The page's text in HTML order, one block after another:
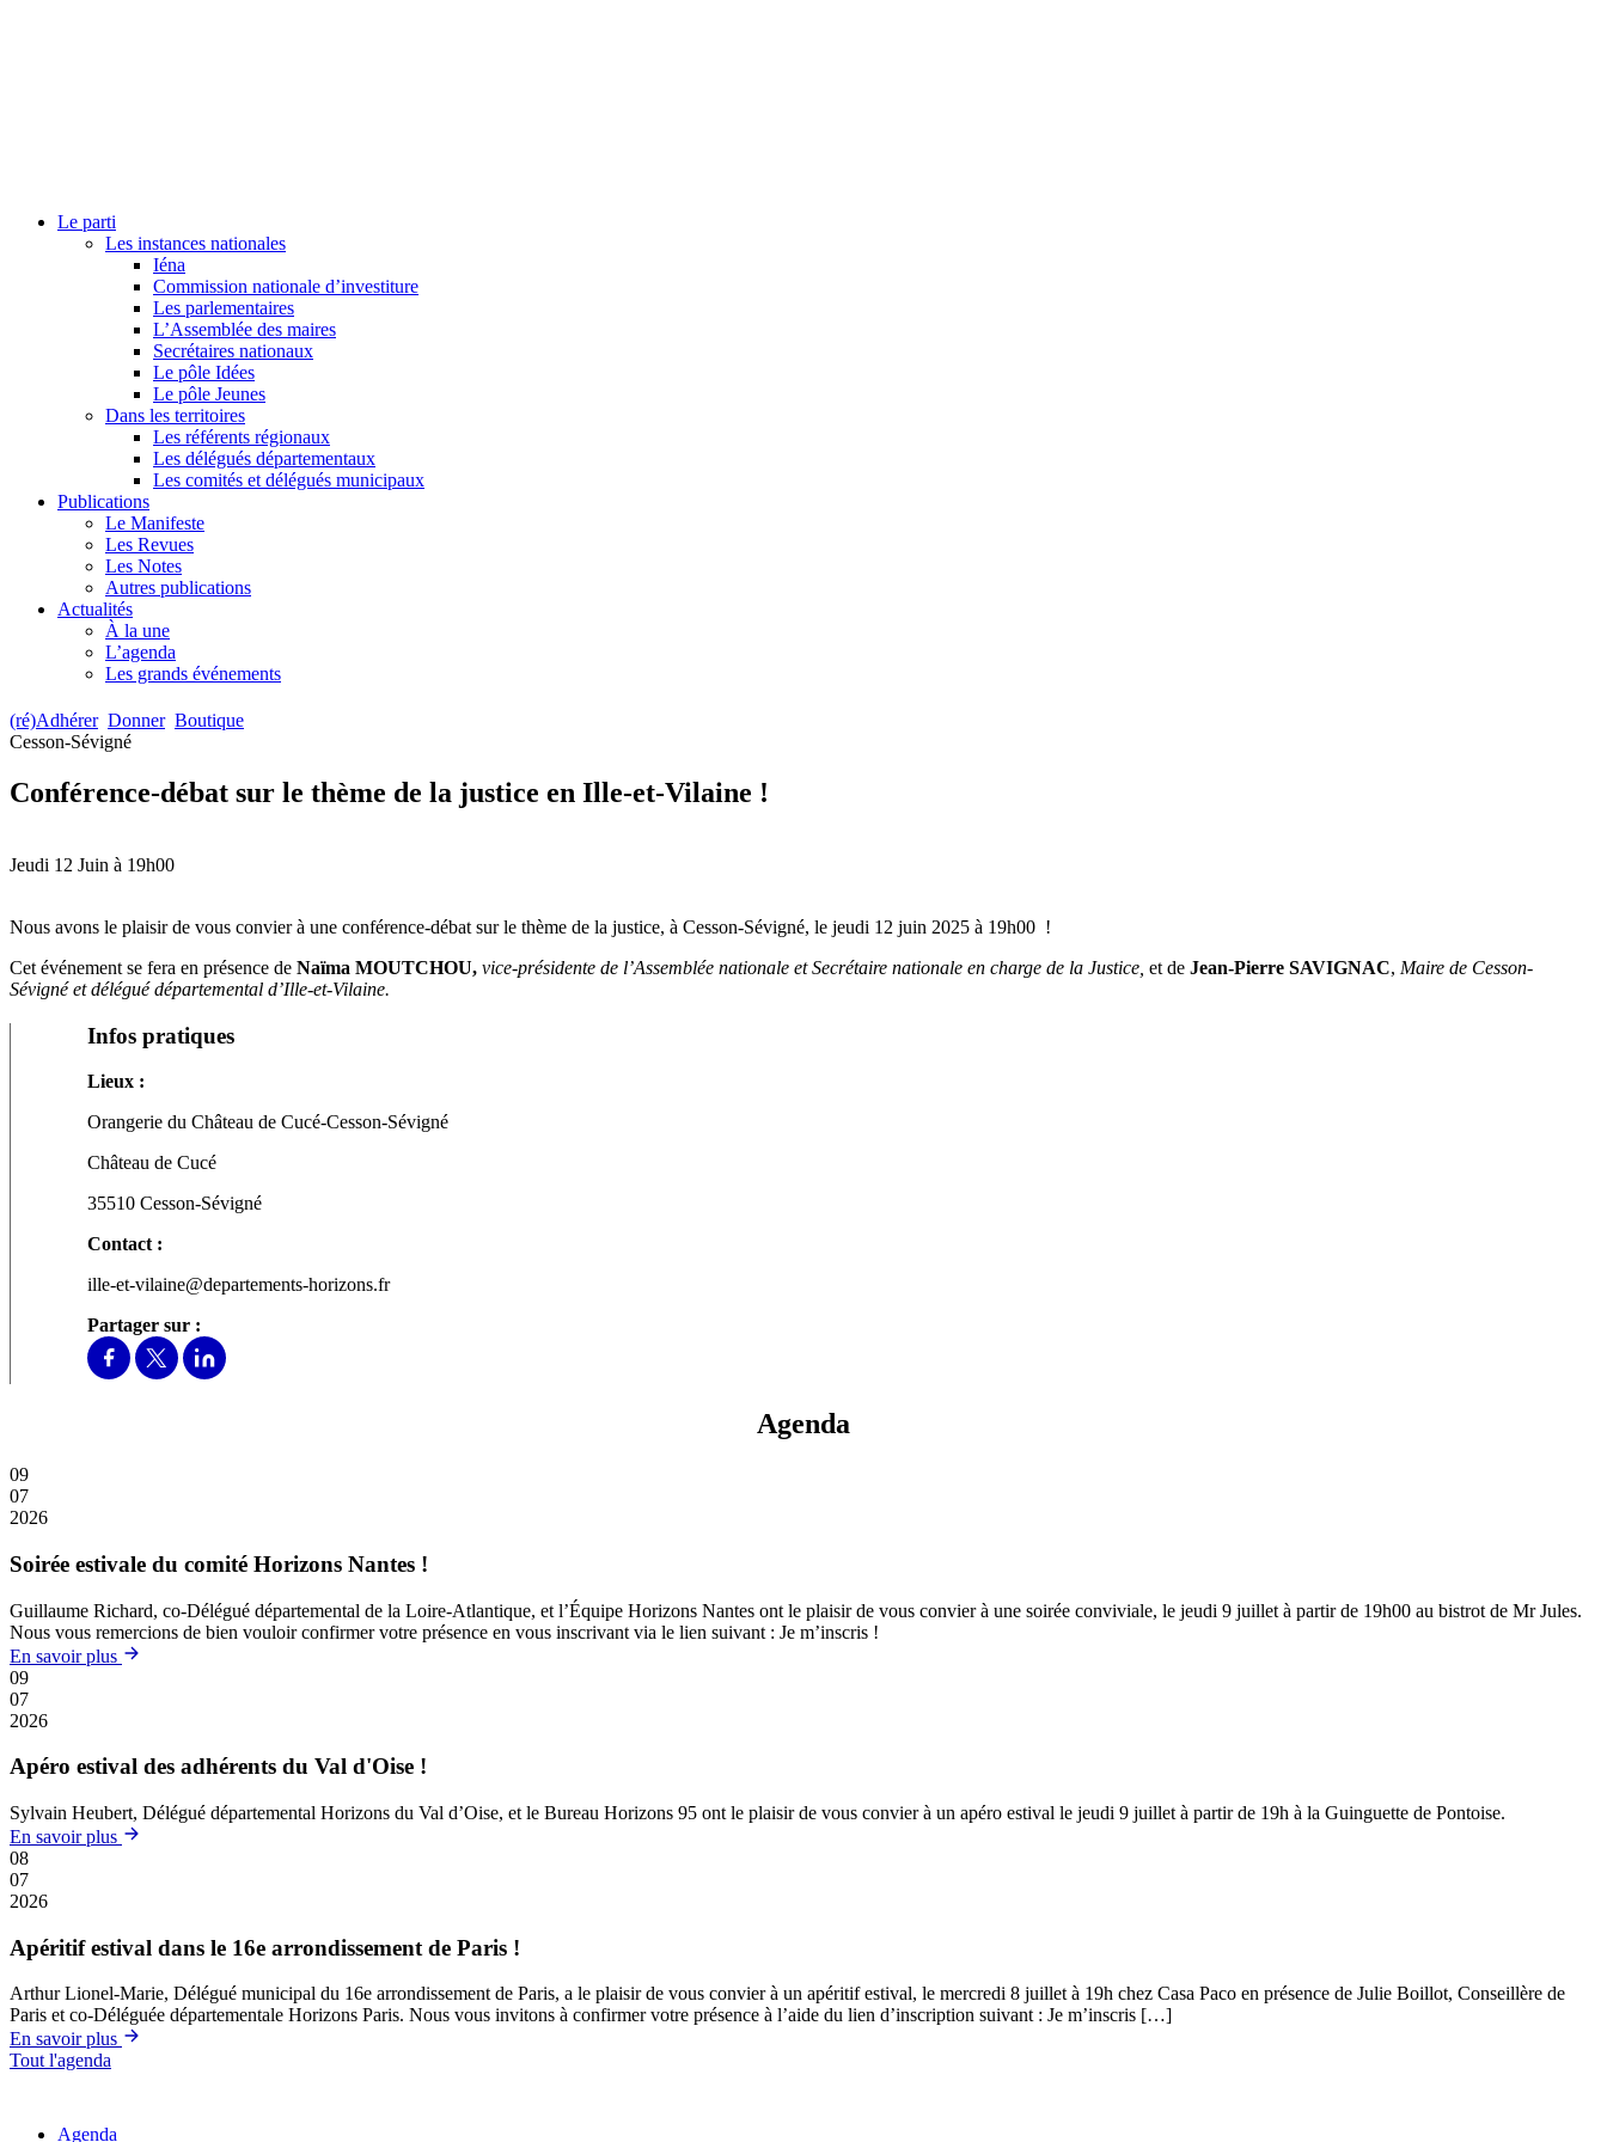
Le parti
Les instances nationales
Iéna
Commission nationale d’investiture
Les parlementaires
L’Assemblée des maires
Secrétaires nationaux
Le pôle Idées
Le pôle Jeunes
Dans les territoires
Les référents régionaux
Les délégués départementaux
Les comités et délégués municipaux
Publications
Le Manifeste
Les Revues
Les Notes
Autres publications
Actualités
À la une
L’agenda
Les grands événements
(ré)Adhérer Donner Boutique
Cesson-Sévigné
Conférence-débat sur le thème de la justice en Ille-et-Vilaine !
Jeudi 12 Juin à 19h00
Nous avons le plaisir de vous convier à une conférence-débat sur le thème de la justice, à Cesson-Sévigné, le jeudi 12 juin 2025 à 19h00 !
Cet événement se fera en présence de Naïma MOUTCHOU, vice-présidente de l’Assemblée nationale et Secrétaire nationale en charge de la Justice, et de Jean-Pierre SAVIGNAC, Maire de Cesson-
Sévigné et délégué départemental d’Ille-et-Vilaine.
Infos pratiques
Lieux :
Orangerie du Château de Cucé-Cesson-Sévigné
Château de Cucé
35510 Cesson-Sévigné
Contact :
ille-et-vilaine@departements-horizons.fr
Partager sur :
Agenda
09
07
2026
Soirée estivale du comité Horizons Nantes !
Guillaume Richard, co-Délégué départemental de la Loire-Atlantique, et l’Équipe Horizons Nantes ont le plaisir de vous convier à une soirée conviviale, le jeudi 9 juillet à partir de 19h00 au bistrot de Mr Jules.
Nous vous remercions de bien vouloir confirmer votre présence en vous inscrivant via le lien suivant : Je m’inscris !
En savoir plus
09
07
2026
Apéro estival des adhérents du Val d'Oise !
Sylvain Heubert, Délégué départemental Horizons du Val d’Oise, et le Bureau Horizons 95 ont le plaisir de vous convier à un apéro estival le jeudi 9 juillet à partir de 19h à la Guinguette de Pontoise.
En savoir plus
08
07
2026
Apéritif estival dans le 16e arrondissement de Paris !
Arthur Lionel-Marie, Délégué municipal du 16e arrondissement de Paris, a le plaisir de vous convier à un apéritif estival, le mercredi 8 juillet à 19h chez Casa Paco en présence de Julie Boillot, Conseillère de
Paris et co-Déléguée départementale Horizons Paris. Nous vous invitons à confirmer votre présence à l’aide du lien d’inscription suivant : Je m’inscris […]
En savoir plus
Tout l'agenda
Agenda